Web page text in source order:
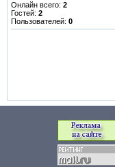
Онлайн всего: 2
Гостей: 2
Пользователей: 0